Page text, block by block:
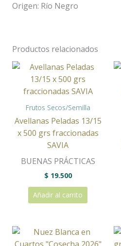
Origen: Río Negro
Productos relacionados
Frutos Secos/Semilla
Avellanas Peladas 13/15
x 500 grs fraccionadas
SAVIA
BUENAS PRÁCTICAS
$ 19.500
Añadir al carrito